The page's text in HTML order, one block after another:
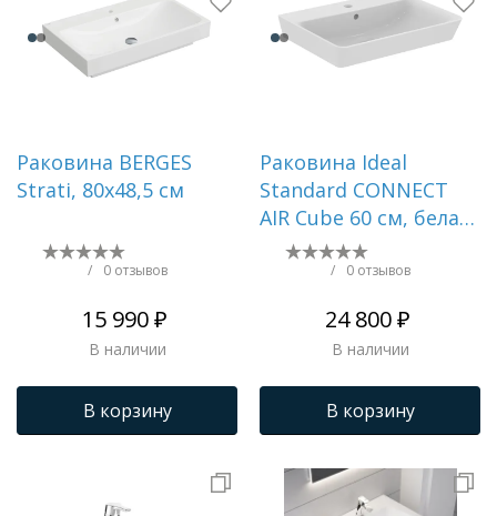
Раковина BERGES
Strati, 80х48,5 см
/ 0 отзывов
15 990 ₽
В наличии
В корзину
Раковина Ideal
Standard CONNECT
AIR Cube 60 см, белая
() E074201
/ 0 отзывов
24 800 ₽
В наличии
В корзину